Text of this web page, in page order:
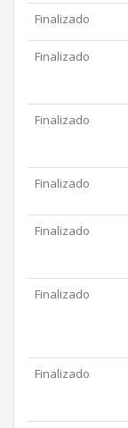
Finalizado
Finalizado
Finalizado
Finalizado
Finalizado
Finalizado
Finalizado